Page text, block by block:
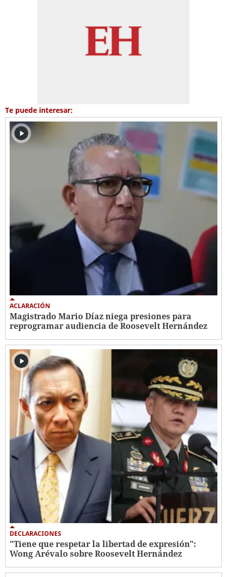
Te puede interesar:
ACLARACIÓN
Magistrado Mario Díaz niega presiones para
reprogramar audiencia de Roosevelt Hernández
DECLARACIONES
"Tiene que respetar la libertad de expresión":
Wong Arévalo sobre Roosevelt Hernández